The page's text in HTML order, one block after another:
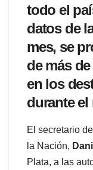
todo el
datos de
mes, se
de más
en los
durante el
El secretario
la Nación,
Plata, a las